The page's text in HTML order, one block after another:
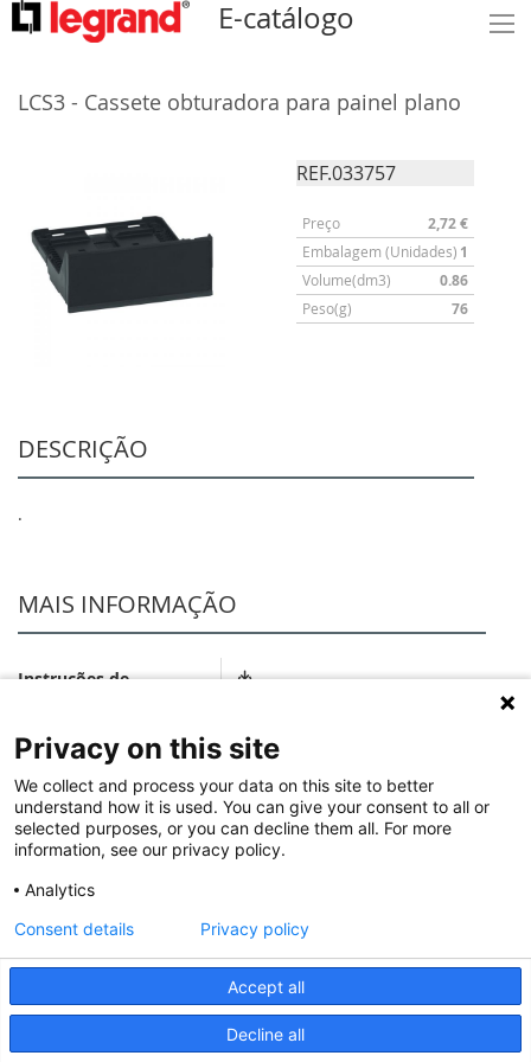
E-catálogo
LCS3 - Cassete obturadora para painel plano
REF.033757
Preço 2,72 €
Embalagem (Unidades) 1
Volume(dm3) 0.86
Peso(g) 76
DESCRIÇÃO
.
MAIS INFORMAÇÃO
Instruções de
relacionados
Fichas Técnicas
FichaTécnica_S000099424EN-
01.pdf
© 2020 Legrand. Todos os direitos reservados.
Privacy on this site
We collect and process your data on this site to better
understand how it is used. You can give your consent to all or
selected purposes, or you can decline them all. For more
information, see our privacy policy.
Analytics
Accept all
Decline all
Consent details Privacy policy